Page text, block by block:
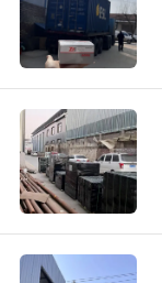
মান
নিয়ন্ত্রণ
যোগাযোগ
করুন
খবর